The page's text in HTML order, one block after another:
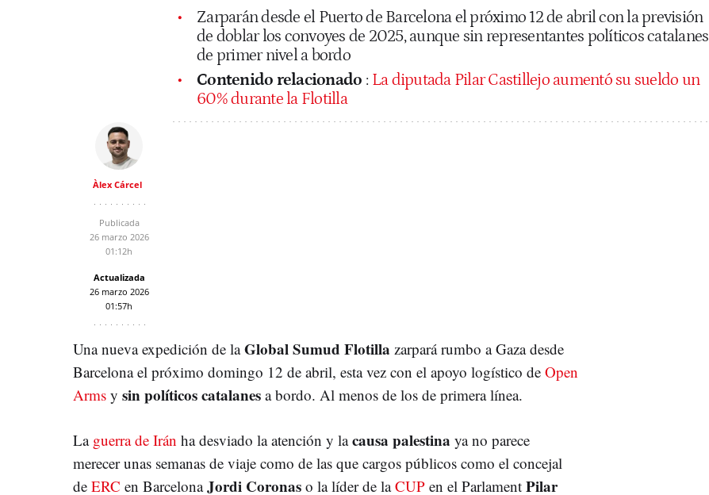
Zarparán desde el Puerto de Barcelona el próximo 12 de abril con la previsión
de doblar los convoyes de 2025, aunque sin representantes políticos catalanes
de primer nivel a bordo
Contenido relacionado : La diputada Pilar Castillejo aumentó su sueldo un
60% durante la Flotilla
Àlex Cárcel
Publicada
26 marzo 2026
01:12h
Actualizada
26 marzo 2026
01:57h
Una nueva expedición de laGlobal Sumud Flotilla zarpará rumbo a Gaza desde
Barcelona el próximo domingo 12 de abril, esta vez con el apoyo logístico de Open
Arms y sin políticos catalanes a bordo. Al menos de los de primera línea.
La guerra de Irán ha desviado la atención y lacausa palestina ya no parece
merecer unas semanas de viaje como de las que cargos públicos como el concejal
de ERC en BarcelonaJordi Coronas o la líder de laCUP en el Parlament Pilar